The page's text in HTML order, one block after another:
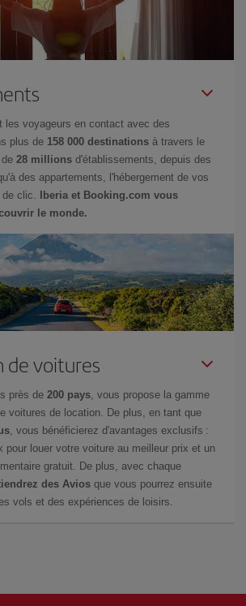
les voyageurs en contact avec des
plus de 158 000 destinations à travers le
28 millions d'établissements, depuis des
des appartements, l'hébergement de vos
de clic.
Iberia et Booking.com vous
le monde.
de voitures
près de 200 pays, vous propose la gamme
voitures de location. De plus, en tant que
, vous bénéficierez d'avantages exclusifs :
pour louer votre voiture au meilleur prix et un
gratuit. De plus, avec chaque
des Avios que vous pourrez ensuite
vols et des expériences de loisirs.